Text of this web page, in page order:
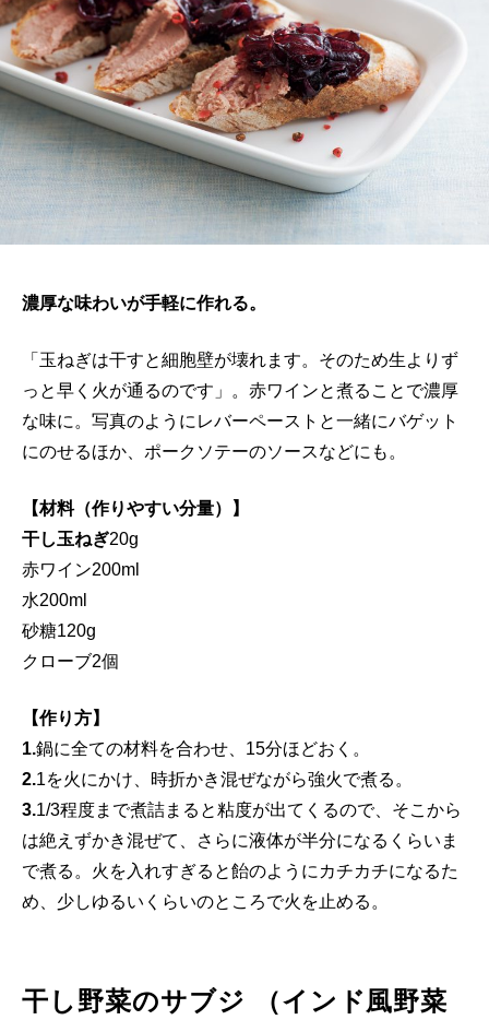
濃厚な味わいが手軽に作れる。
「玉ねぎは干すと細胞壁が壊れます。そのため生よりず
っと早く火が通るのです」。赤ワインと煮ることで濃厚
な味に。写真のようにレバーペーストと一緒にバゲット
にのせるほか、ポークソテーのソースなどにも。
【材料（作りやすい分量）】
干し玉ねぎ20g
赤ワイン200ml
水200ml
砂糖120g
クローブ2個
【作り方】
1.鍋に全ての材料を合わせ、15分ほどおく。
2.1を火にかけ、時折かき混ぜながら強火で煮る。
3.1/3程度まで煮詰まると粘度が出てくるので、そこから
は絶えずかき混ぜて、さらに液体が半分になるくらいま
で煮る。火を入れすぎると飴のようにカチカチになるた
め、少しゆるいくらいのところで火を止める。
干し野菜のサブジ （インド風野菜